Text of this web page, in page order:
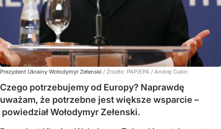
Prezydent Ukrainy Wołodymyr Zełenski / Źródło: PAP/EPA / Andrej Cukic
Czego potrzebujemy od Europy? Naprawdę
uważam, że potrzebne jest większe wsparcie –
powiedział Wołodymyr Zełenski.